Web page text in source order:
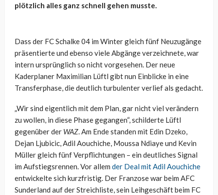
plötzlich alles ganz schnell gehen musste.
Dass der FC Schalke 04 im Winter gleich fünf Neuzugänge
präsentierte und ebenso viele Abgänge verzeichnete, war
intern ursprünglich so nicht vorgesehen. Der neue
Kaderplaner Maximilian Lüftl gibt nun Einblicke in eine
Transferphase, die deutlich turbulenter verlief als gedacht.
„Wir sind eigentlich mit dem Plan, gar nicht viel verändern
zu wollen, in diese Phase gegangen“, schilderte Lüftl
gegenüber der WAZ. Am Ende standen mit Edin Dzeko,
Dejan Ljubicic, Adil Aouchiche, Moussa Ndiaye und Kevin
Müller gleich fünf Verpflichtungen – ein deutliches Signal
im Aufstiegsrennen. Vor allem der Deal mit Adil Aouchiche
entwickelte sich kurzfristig. Der Franzose war beim AFC
Sunderland auf der Streichliste, sein Leihgeschäft beim FC